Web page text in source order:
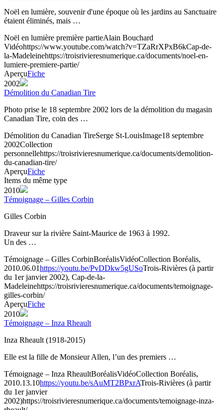
Noël en lumière, souvenir d'une époque où les jardins au Sanctuaire
étaient éliminés, mais …
Noël en lumière première partieAlain Bouchard
Vidéohttps://www.youtube.com/watch?v=TZaRrXPxB6kCap-de-
la-Madeleinehttps://troisrivieresnumerique.ca/documents/noel-en-
lumiere-premiere-partie/
AperçuFiche
2002
Démolition du Canadian Tire
Photo prise le 18 septembre 2002 lors de la démolition du magasin
Canadian Tire, coin des …
Démolition du Canadian TireSerge St-LouisImage18 septembre
2002Collection
personnellehttps://troisrivieresnumerique.ca/documents/demolition-
du-canadian-tire/
AperçuFiche
Items du même type
2010
Témoignage – Gilles Corbin
Gilles Corbin
Draveur sur la rivière Saint-Maurice de 1963 à 1992.
Un des …
Témoignage – Gilles CorbinBoréalisVidéoCollection Boréalis,
2010.06.01https://youtu.be/PvDDkw5gUSoTrois-Rivières (à partir
du 1er janvier 2002), Cap-de-la-
Madeleinehttps://troisrivieresnumerique.ca/documents/temoignage-
gilles-corbin/
AperçuFiche
2010
Témoignage – Inza Rheault
Inza Rheault (1918-2015)
Elle est la fille de Monsieur Allen, l’un des premiers …
Témoignage – Inza RheaultBoréalisVidéoCollection Boréalis,
2010.13.10https://youtu.be/sAuMT2BPxrATrois-Rivières (à partir
du 1er janvier
2002)https://troisrivieresnumerique.ca/documents/temoignage-inza-